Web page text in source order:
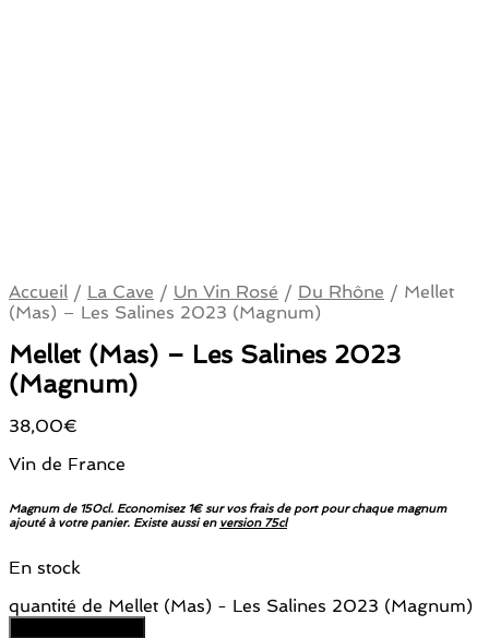
Accueil / La Cave / Un Vin Rosé / Du Rhône / Mellet
(Mas) – Les Salines 2023 (Magnum)
Mellet (Mas) – Les Salines 2023
(Magnum)
38,00€
Vin de France
Magnum de 150cl. Economisez 1€ sur vos frais de port pour chaque magnum
ajouté à votre panier. Existe aussi en version 75cl
En stock
quantité de Mellet (Mas) - Les Salines 2023 (Magnum)